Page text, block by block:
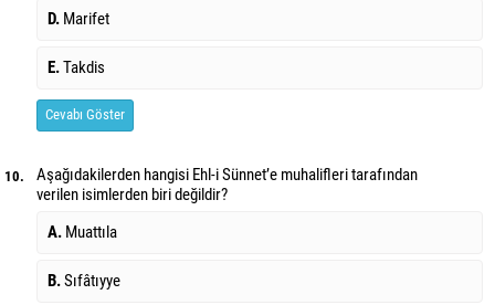
D. Marifet
E.Takdis
Cevabı Göster
10.
Aşağıdakilerden hangisi Ehl-i Sünnet’e muhalifleri tarafından
verilen isimlerden biri değildir?
A. Muattıla
B.Sıfâtıyye